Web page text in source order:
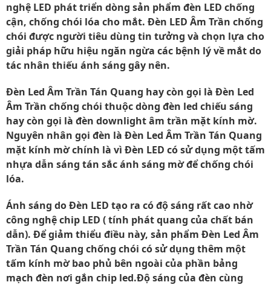
nghệ LED phát triển dòng sản phẩm đèn LED chống
cận, chống chói lóa cho mắt. Đèn LED Âm Trần chống
chói được người tiêu dùng tin tưởng và chọn lựa cho
giải pháp hữu hiệu ngăn ngừa các bệnh lý về mắt do
tác nhân thiếu ánh sáng gây nên.
Đèn Led Âm Trần Tán Quang hay còn gọi là Đèn Led
Âm Trần chống chói thuộc dòng đèn led chiếu sáng
hay còn gọi là đèn downlight âm trần mặt kính mờ.
Nguyên nhân gọi đèn là Đèn Led Âm Trần Tán Quang
mặt kính mờ chính là vì Đèn LED có sử dụng một tấm
nhựa dẫn sáng tán sắc ánh sáng mờ để chống chói
lóa.
Ánh sáng do Đèn LED tạo ra có độ sáng rất cao nhờ
công nghệ chip LED ( tính phát quang của chất bán
dẫn). Để giảm thiểu điều này, sản phẩm Đèn Led Âm
Trần Tán Quang chống chói có sử dụng thêm một
tấm kính mờ bao phủ bên ngoài của phần bảng
mạch đèn nơi gắn chip led.Độ sáng của đèn cùng